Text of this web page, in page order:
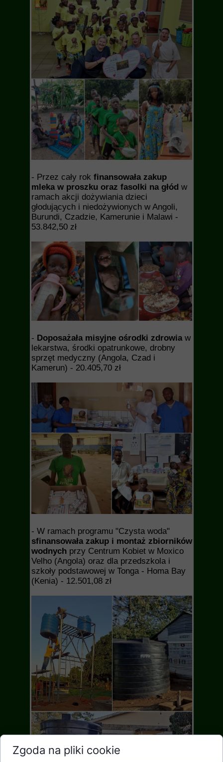
- Przez cały rok finansowała zakup
mleka w proszku oraz fasolki na głód w
ramach akcji dożywiania dzieci
głodujących i niedożywionych w Angoli,
Burundi, Czadzie, Kamerunie i Malawi -
53.842,50 zł
- Doposażała misyjne ośrodki zdrowia w
lekarstwa, środki opatrunkowe, drobny
sprzęt medyczny (Angola, Czad i
Kamerun) - 20.405,70 zł
- W ramach programu "Czysta woda"
sfinansowała zakup i montaż zbiorników
wodnych przy Centrum Kobiet w Moxico
Velho (Angola) oraz dla przedszkola i
szkoły podstawowej w Tonga - Homa Bay
(Kenia) - 12.501,08 zł
Zgoda na pliki cookie